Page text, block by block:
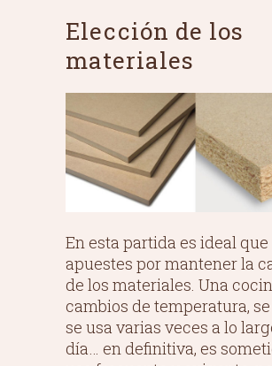
Elección de los
materiales
En esta partida es ideal que
apuestes por mantener la
de los materiales. Una
cambios de temperatura,
se usa varias veces a lo
día… en definitiva, es